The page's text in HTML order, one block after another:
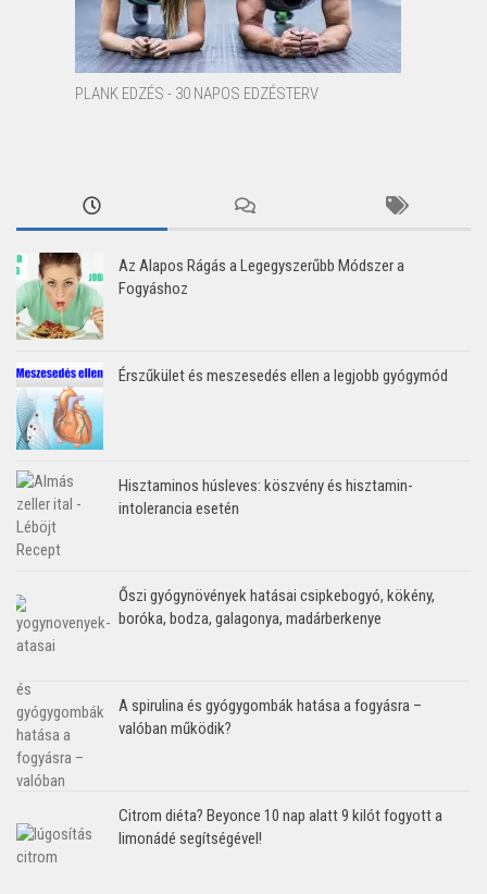
PLANK EDZÉS - 30 NAPOS EDZÉSTERV
Az Alapos Rágás a Legegyszerűbb Módszer a
Fogyáshoz
Érszűkület és meszesedés ellen a legjobb gyógymód
Hisztaminos húsleves: köszvény és hisztamin-
intolerancia esetén
Őszi gyógynövények hatásai csipkebogyó, kökény,
boróka, bodza, galagonya, madárberkenye
A spirulina és gyógygombák hatása a fogyásra –
valóban működik?
Citrom diéta? Beyonce 10 nap alatt 9 kilót fogyott a
limonádé segítségével!